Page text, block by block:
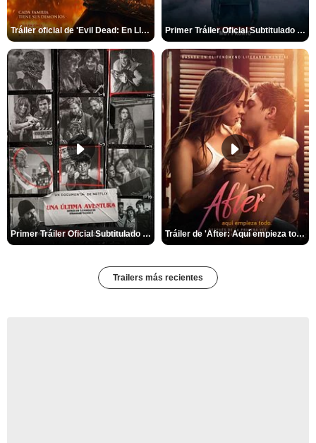
Tráiler oficial de 'Evil Dead: En Llamas' Primer Tráiler Oficial Subtitulado de 'La Noche Del Demonio: Están Entre Nosotros'
Primer Tráiler Oficial Subtitulado de 'Una última aventura: Detrás de cámaras de Stranger Things 5' Tráiler de 'After: Aquí empieza todo'
Trailers más recientes